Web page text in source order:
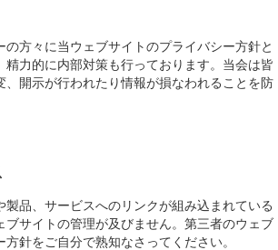
方々に当ウェブサイトのプライバシー方針と
力的に内部対策も行っております。当会は皆
開示が行われたり情報が損なわれることを防
品、サービスへのリンクが組み込まれている
サイトの管理が及びません。第三者のウェブ
針をご自分で熟知なさってください。